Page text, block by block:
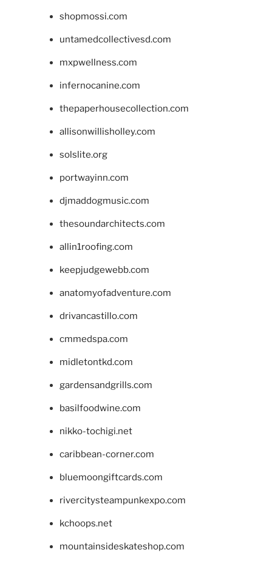
shopmossi.com
untamedcollectivesd.com
mxpwellness.com
infernocanine.com
thepaperhousecollection.com
allisonwillisholley.com
solslite.org
portwayinn.com
djmaddogmusic.com
thesoundarchitects.com
allin1roofing.com
keepjudgewebb.com
anatomyofadventure.com
drivancastillo.com
cmmedspa.com
midletontkd.com
gardensandgrills.com
basilfoodwine.com
nikko-tochigi.net
caribbean-corner.com
bluemoongiftcards.com
rivercitysteampunkexpo.com
kchoops.net
mountainsideskateshop.com